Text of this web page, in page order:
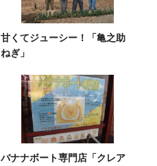
甘くてジューシー！「亀之助
ねぎ」
バナナボート専門店「クレア